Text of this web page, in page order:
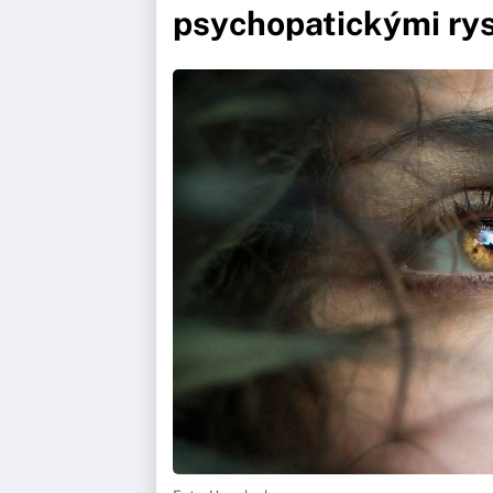
psychopatickými